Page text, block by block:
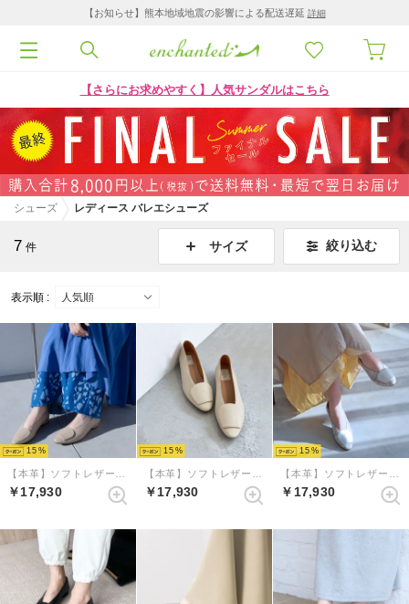
【お知らせ】熊本地域地震の影響による配送遅延 詳細
【さらにお求めやすく】人気サンダルはこちら
シューズ レディース バレエシューズ
7 件 サイズ 絞り込む
表示順 :
15
￥17,930
15
￥17,930
15
￥17,930